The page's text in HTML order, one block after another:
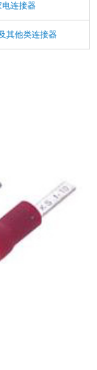
电连接器
其他类连接器